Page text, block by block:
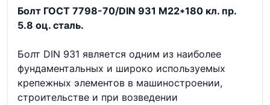
Болт ГОСТ 7798-70/DIN 931 М22*180 кл. пр.
5.8 оц. сталь.
Болт DIN 931 является одним из наиболее
фундаментальных и широко используемых
крепежных элементов в машиностроении,
строительстве и при возведении